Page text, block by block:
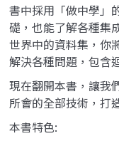
書中採用「做中學」
礎，也能了解各種集
世界中的資料集，你
解決各種問題，包含
現在翻開本書，讓我
所會的全部技術，打
本書特色: